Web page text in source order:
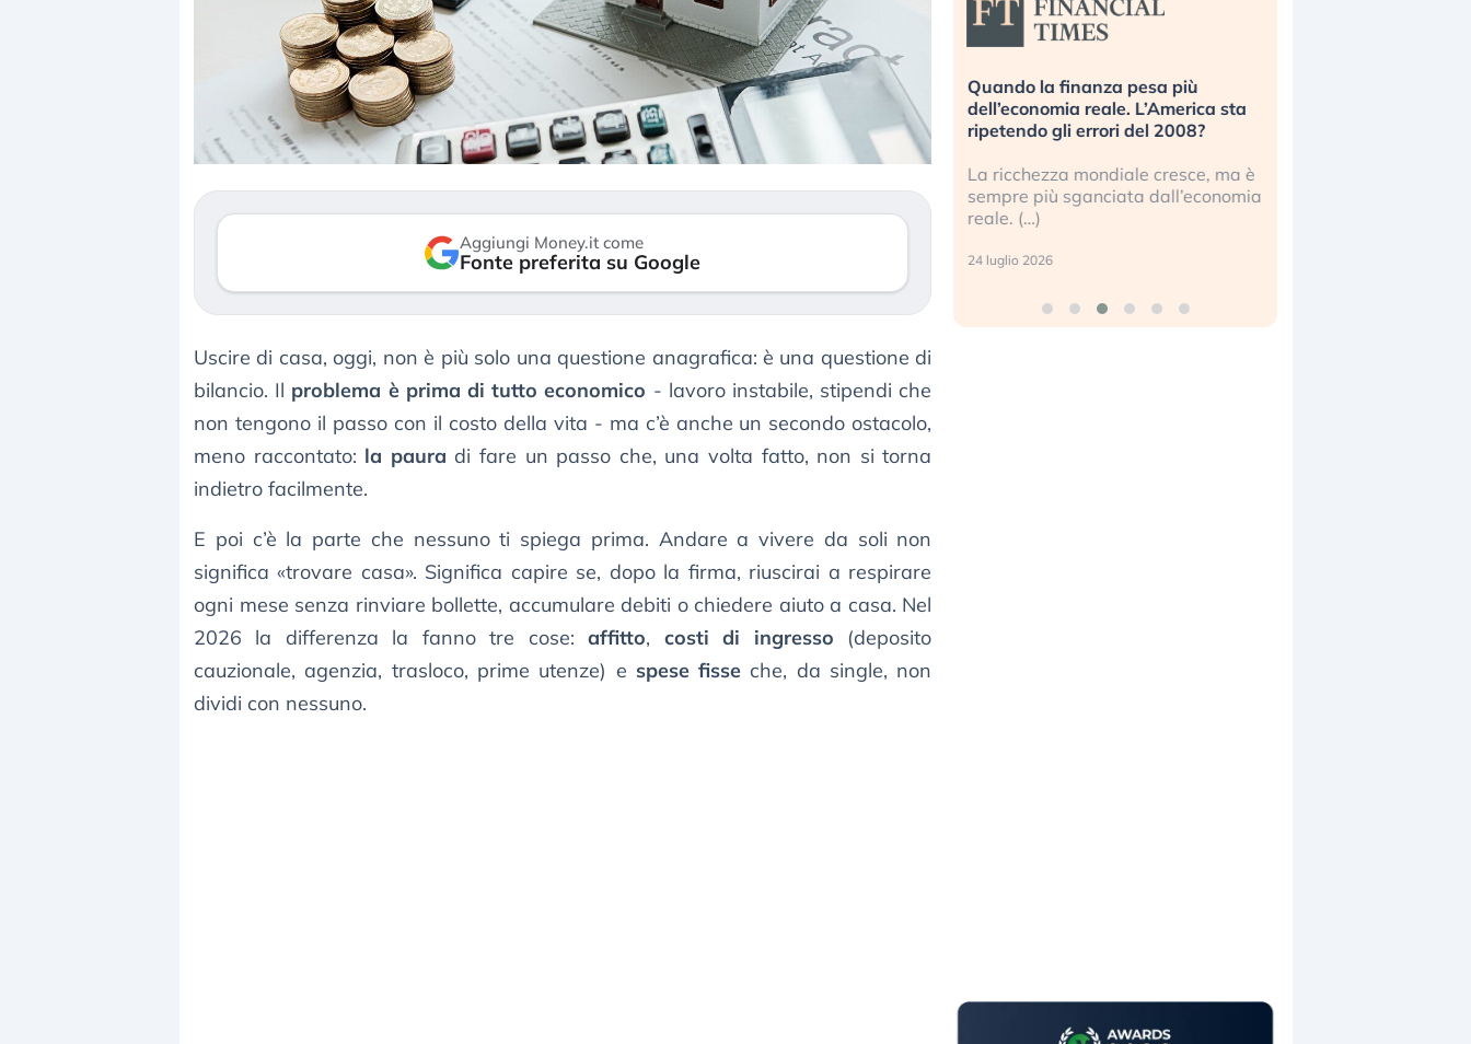
Aggiungi Money.it come
Fonte preferita su Google
Uscire di casa, oggi, non è più solo una questione anagrafica: è una questione di
bilancio. Il problema è prima di tutto economico - lavoro instabile, stipendi che
non tengono il passo con il costo della vita - ma c’è anche un secondo ostacolo,
meno raccontato: la paura di fare un passo che, una volta fatto, non si torna
indietro facilmente.
E poi c’è la parte che nessuno ti spiega prima. Andare a vivere da soli non
significa «trovare casa». Significa capire se, dopo la firma, riuscirai a respirare
ogni mese senza rinviare bollette, accumulare debiti o chiedere aiuto a casa. Nel
2026 la differenza la fanno tre cose:affitto, costi di ingresso (deposito
cauzionale, agenzia, trasloco, prime utenze) e spese fisse che, da single, non
dividi con nessuno.
Dalle valutazioni estreme alla
correzione. Cosa sta guidando il
repricing degli asset?
mostrando segni di stanchezza
verso le (…)
«La mia vita è rovinata». Investitori
in preda al panico dopo lo scoppio
della bolla AI
Kospi, mentre gli investitori retail (…)
30 luglio 2026
Quando la finanza pesa più
dell’economia reale. L’America sta
ripetendo gli errori del 2008?
La ricchezza mondiale cresce, ma è
sempre più sganciata dall’economia
reale. (…)
24 luglio 2026